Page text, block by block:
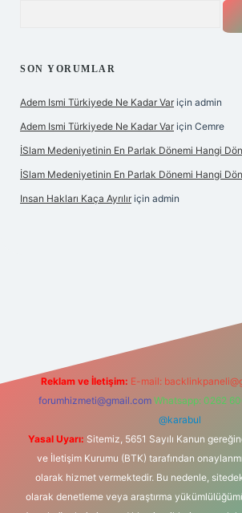
SON YORUMLAR
Adem Ismi Türkiyede Ne Kadar Var için admin
Adem Ismi Türkiyede Ne Kadar Var için Cemre
İSlam Medeniyetinin En Parlak Dönemi Hangi
İSlam Medeniyetinin En Parlak Dönemi Hangi
Insan Hakları Kaça Ayrılır için admin
Reklam ve İletişim: E-mail:
forumhizmeti@gmail.com Whatsapp: 0262
@karabul
Yasal Uyarı: Sitemiz, 5651 Sayılı Kanun
ve İletişim Kurumu (BTK) tarafından
olarak hizmet vermektedir. Bu nedenle,
olarak denetleme veya araştırma